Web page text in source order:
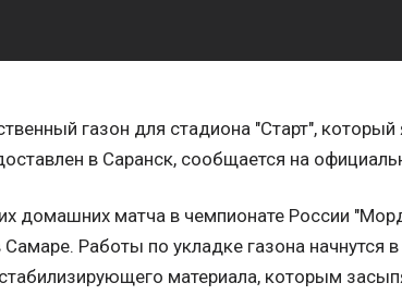
газон для стадиона "Старт",
в Саранск, сообщается на
домашних матча в чемпионате России
Самаре. Работы по укладке газона начнутся
материала, которым